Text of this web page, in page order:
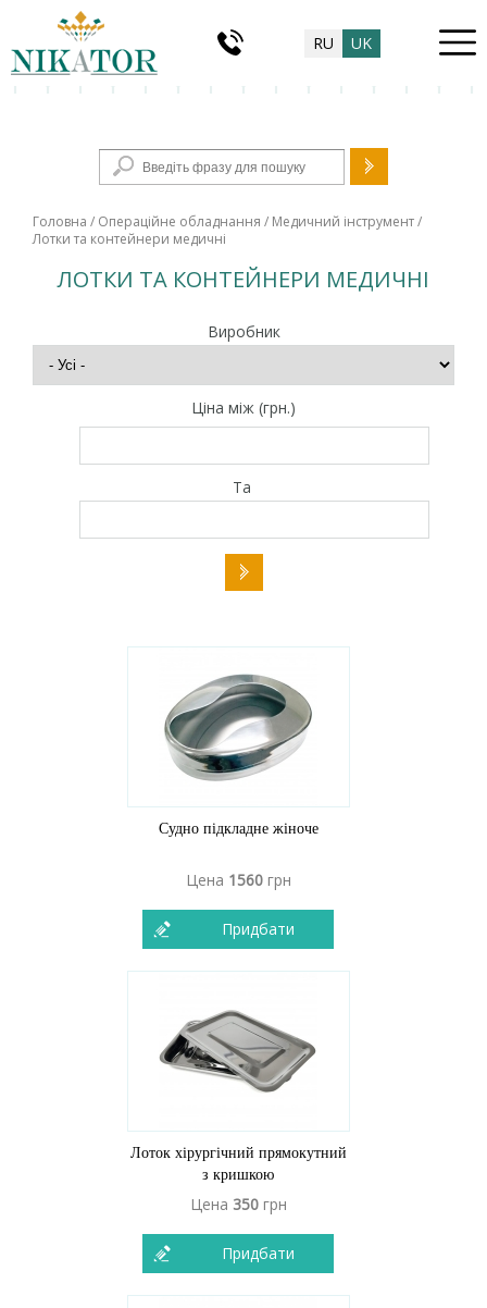
RU UK
Пошукова форма
Головна / Операційне обладнання / Медичний інструмент/
Лотки та контейнери медичні
ЛОТКИ ТА КОНТЕЙНЕРИ МЕДИЧНІ
Виробник
Ціна між (грн.)
Та
Судно підкладне жіноче
Цена 1560грн
Придбати
Лоток хірургічний прямокутний
з кришкою
Цена 350грн
Придбати